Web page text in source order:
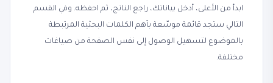
ابدأ من الأعلى، أدخل بياناتك، راجع الناتج، ثم احفظه. وفي القسم
التالي ستجد قائمة موسّعة بأهم الكلمات البحثية المرتبطة
بالموضوع لتسهيل الوصول إلى نفس الصفحة من صياغات
مختلفة.